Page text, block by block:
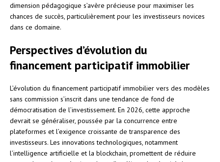
dimension pédagogique s’avère précieuse pour maximiser les
chances de succès, particulièrement pour les investisseurs novices
dans ce domaine.
Perspectives d’évolution du
financement participatif immobilier
L’évolution du financement participatif immobilier vers des modèles
sans commission s’inscrit dans une tendance de fond de
démocratisation de l’investissement. En 2026, cette approche
devrait se généraliser, poussée par la concurrence entre
plateformes et l’exigence croissante de transparence des
investisseurs. Les innovations technologiques, notamment
l’intelligence artificielle et la blockchain, promettent de réduire